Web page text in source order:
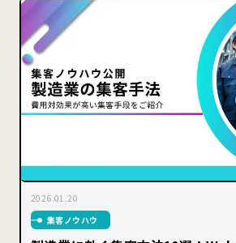
2026.01.20
集客ノウハウ